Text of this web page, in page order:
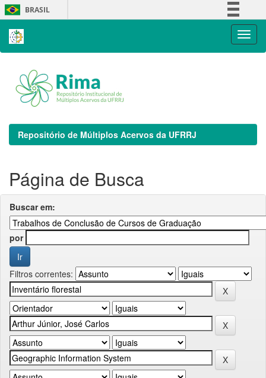
Skip
navigation
BRASIL
Repositório de Múltiplos Acervos da UFRRJ
Página de Busca
Buscar em:
por
Filtros correntes: